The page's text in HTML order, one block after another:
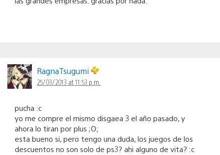
RagnaTsugumi
25/03/2013 at 11:53 p.m.
pucha :c
yo me compre el mismo disgaea 3 el año pasado, y
ahora lo tiran por plus ;O;
esta bueno si, pero tengo una duda, los juegos de los
descuentos no son solo de ps3? ahi alguno de vita? :c